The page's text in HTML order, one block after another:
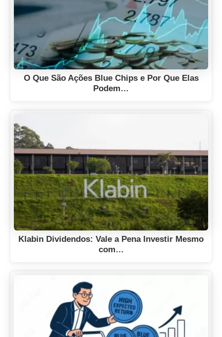
O Que São Ações Blue Chips e Por Que Elas
Podem…
Klabin Dividendos: Vale a Pena Investir Mesmo
com…